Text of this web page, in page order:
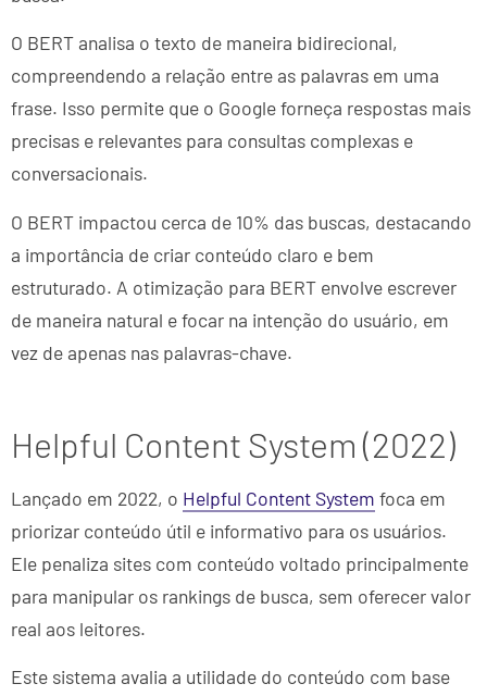
O BERT analisa o texto de maneira bidirecional,
compreendendo a relação entre as palavras em uma
frase. Isso permite que o Google forneça respostas mais
precisas e relevantes para consultas complexas e
conversacionais.
O BERT impactou cerca de 10% das buscas, destacando
a importância de criar conteúdo claro e bem
estruturado. A otimização para BERT envolve escrever
de maneira natural e focar na intenção do usuário, em
vez de apenas nas palavras-chave.
Helpful Content System (2022)
Lançado em 2022, o Helpful Content System foca em
priorizar conteúdo útil e informativo para os usuários.
Ele penaliza sites com conteúdo voltado principalmente
para manipular os rankings de busca, sem oferecer valor
real aos leitores.
Este sistema avalia a utilidade do conteúdo com base